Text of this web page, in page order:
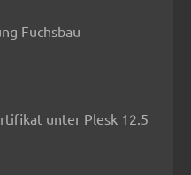
Fuchsbau
unter Plesk 12.5